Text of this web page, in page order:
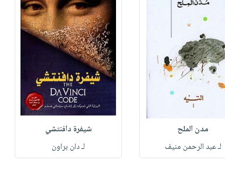
مدن الملح
لـ عبد الرحمن منيف
شيفرة دافنتشي
لـ دان براون